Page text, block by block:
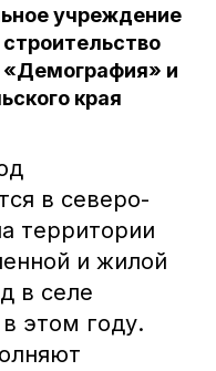
учреждение
«Демография» и
края
в северо-
территории
и жилой
в селе
этом году.